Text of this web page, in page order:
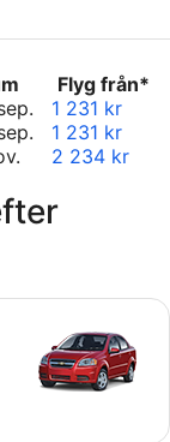
Flyg från*
september
till
20
1 231 kr
september
september
20
1 231 kr
november
till
november
2 234 kr